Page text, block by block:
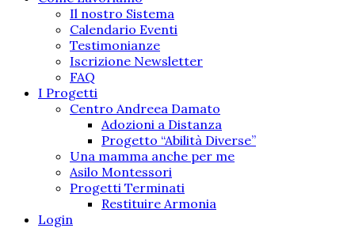
Il nostro Sistema
Calendario Eventi
Testimonianze
Iscrizione Newsletter
FAQ
I Progetti
Centro Andreea Damato
Adozioni a Distanza
Progetto “Abilità Diverse”
Una mamma anche per me
Asilo Montessori
Progetti Terminati
Restituire Armonia
Login